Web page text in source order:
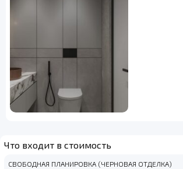
Что входит в стоимость
СВОБОДНАЯ ПЛАНИРОВКА (ЧЕРНОВАЯ ОТДЕЛКА)